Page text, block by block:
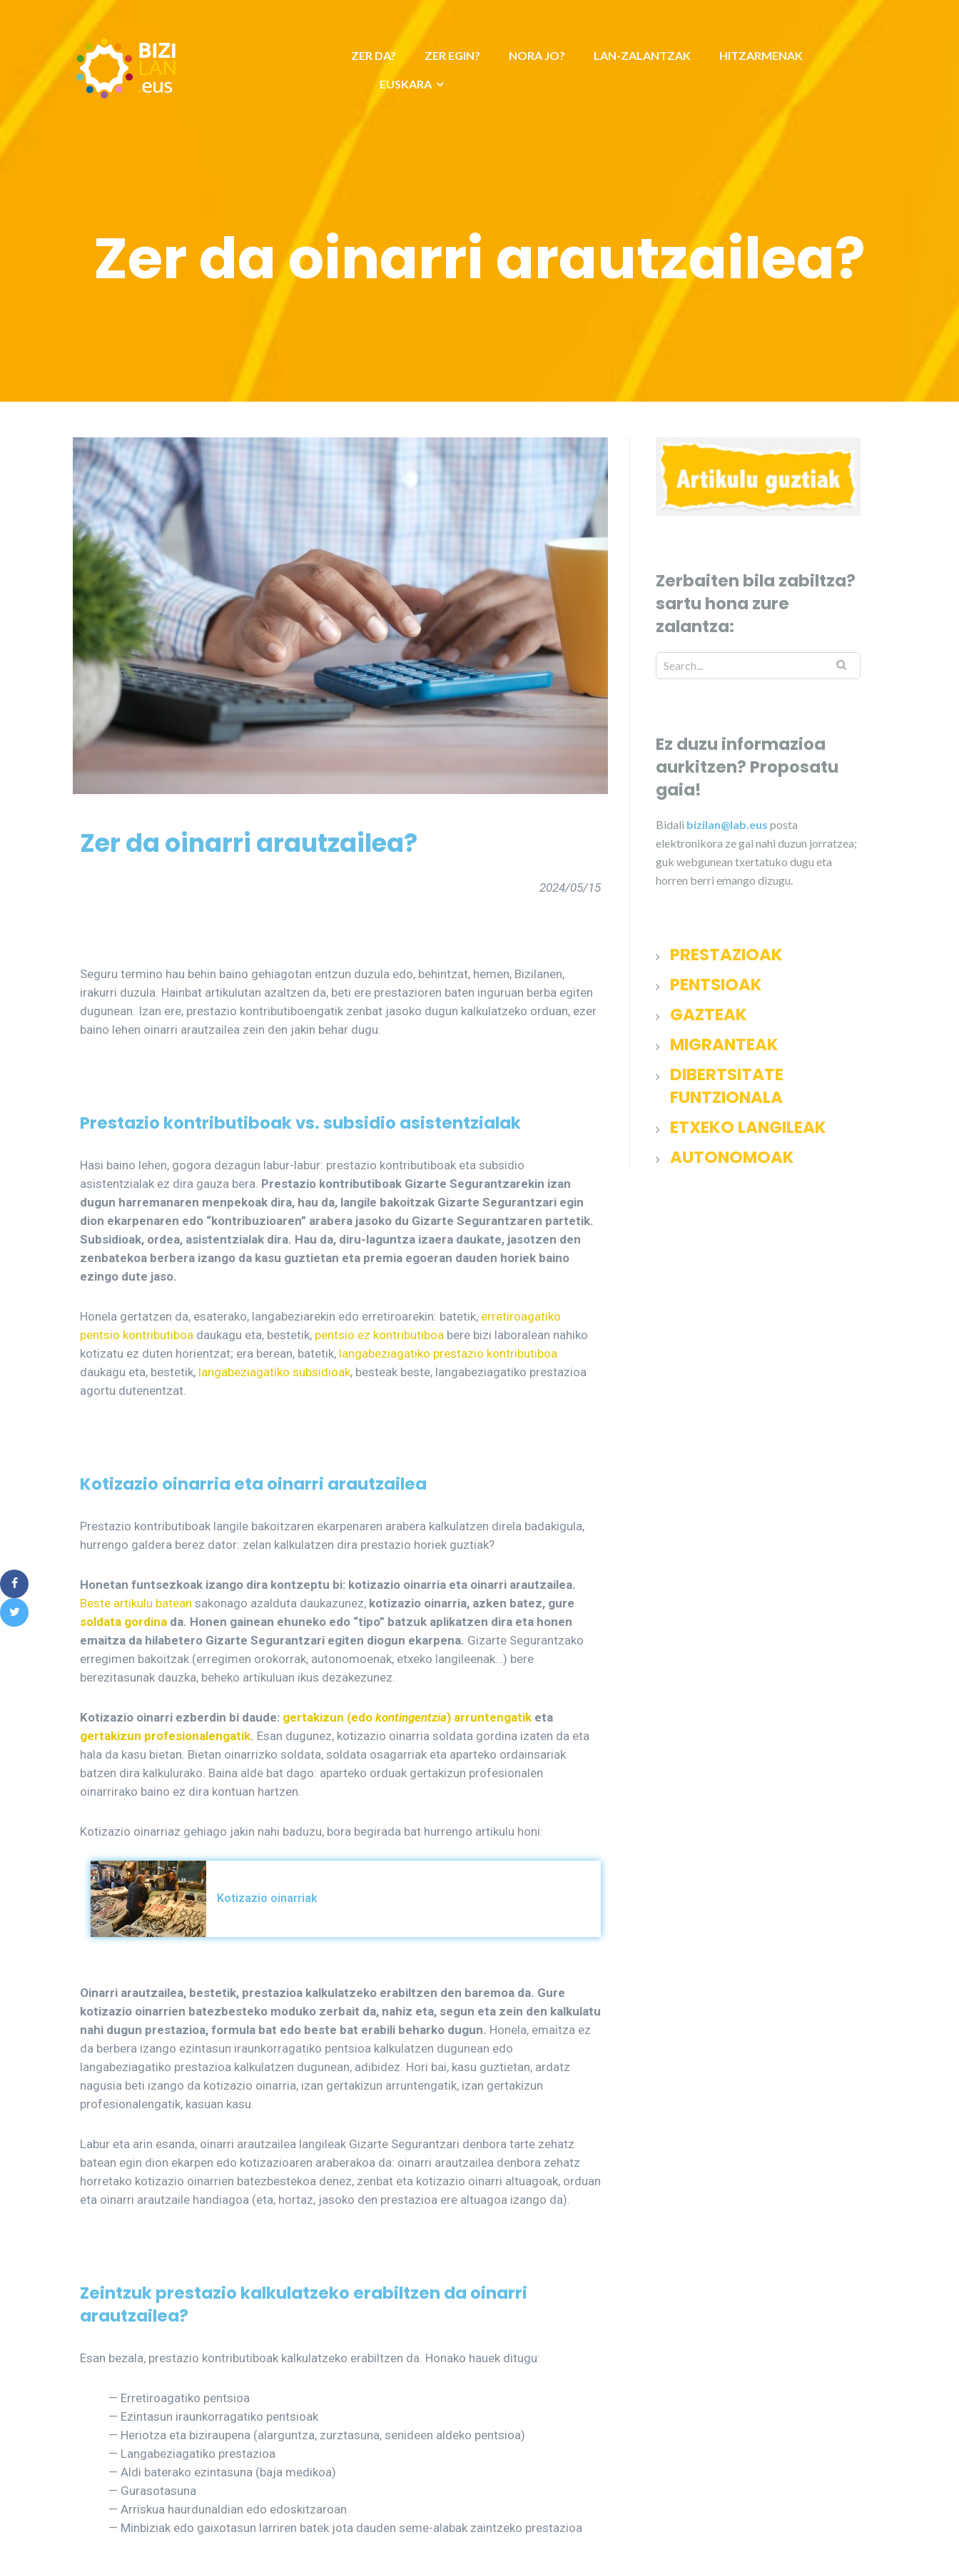
ZER DA? ZER EGIN? NORA JO? LAN-ZALANTZAK HITZARMENAK
EUSKARA
Zer da oinarri arautzailea?
Zer da oinarri arautzailea?
2024/05/15
Seguru termino hau behin baino gehiagotan entzun duzula edo, behintzat, hemen, Bizilanen,
irakurri duzula. Hainbat artikulutan azaltzen da, beti ere prestazioren baten inguruan berba egiten
dugunean. Izan ere, prestazio kontributiboengatik zenbat jasoko dugun kalkulatzeko orduan, ezer
baino lehen oinarri arautzailea zein den jakin behar dugu.
Prestazio kontributiboak vs. subsidio asistentzialak
Hasi baino lehen, gogora dezagun labur-labur: prestazio kontributiboak eta subsidio
asistentzialak ez dira gauza bera. Prestazio kontributiboak Gizarte Segurantzarekin izan
dugun harremanaren menpekoak dira, hau da, langile bakoitzak Gizarte Segurantzari egin
dion ekarpenaren edo “kontribuzioaren” arabera jasoko du Gizarte Segurantzaren partetik.
Subsidioak, ordea, asistentzialak dira. Hau da, diru-laguntza izaera daukate, jasotzen den
zenbatekoa berbera izango da kasu guztietan eta premia egoeran dauden horiek baino
ezingo dute jaso.
Honela gertatzen da, esaterako, langabeziarekin edo erretiroarekin: batetik, erretiroagatiko
pentsio kontributiboa daukagu eta, bestetik, pentsio ez kontributiboa bere bizi laboralean nahiko
kotizatu ez duten horientzat; era berean, batetik, langabeziagatiko prestazio kontributiboa
daukagu eta, bestetik, langabeziagatiko subsidioak, besteak beste, langabeziagatiko prestazioa
agortu dutenentzat.
Kotizazio oinarria eta oinarri arautzailea
Prestazio kontributiboak langile bakoitzaren ekarpenaren arabera kalkulatzen direla badakigula,
hurrengo galdera berez dator: zelan kalkulatzen dira prestazio horiek guztiak?
Honetan funtsezkoak izango dira kontzeptu bi: kotizazio oinarria eta oinarri arautzailea.
Beste artikulu batean sakonago azalduta daukazunez, kotizazio oinarria, azken batez, gure
soldata gordina da. Honen gainean ehuneko edo “tipo” batzuk aplikatzen dira eta honen
emaitza da hilabetero Gizarte Segurantzari egiten diogun ekarpena. Gizarte Segurantzako
erregimen bakoitzak (erregimen orokorrak, autonomoenak, etxeko langileenak…) bere
berezitasunak dauzka, beheko artikuluan ikus dezakezunez.
Kotizazio oinarri ezberdin bi daude: gertakizun (edo kontingentzia) arruntengatik eta
gertakizun profesionalengatik. Esan dugunez, kotizazio oinarria soldata gordina izaten da eta
hala da kasu bietan. Bietan oinarrizko soldata, soldata osagarriak eta aparteko ordainsariak
batzen dira kalkulurako. Baina alde bat dago: aparteko orduak gertakizun profesionalen
oinarrirako baino ez dira kontuan hartzen.
Kotizazio oinarriaz gehiago jakin nahi baduzu, bora begirada bat hurrengo artikulu honi:
Kotizazio oinarriak
Oinarri arautzailea, bestetik, prestazioa kalkulatzeko erabiltzen den baremoa da. Gure
kotizazio oinarrien batezbesteko moduko zerbait da, nahiz eta, segun eta zein den kalkulatu
nahi dugun prestazioa, formula bat edo beste bat erabili beharko dugun. Honela, emaitza ez
da berbera izango ezintasun iraunkorragatiko pentsioa kalkulatzen dugunean edo
langabeziagatiko prestazioa kalkulatzen dugunean, adibidez. Hori bai, kasu guztietan, ardatz
nagusia beti izango da kotizazio oinarria, izan gertakizun arruntengatik, izan gertakizun
profesionalengatik, kasuan kasu.
Labur eta arin esanda, oinarri arautzailea langileak Gizarte Segurantzari denbora tarte zehatz
batean egin dion ekarpen edo kotizazioaren araberakoa da: oinarri arautzailea denbora zehatz
horretako kotizazio oinarrien batezbestekoa denez, zenbat eta kotizazio oinarri altuagoak, orduan
eta oinarri arautzaile handiagoa (eta, hortaz, jasoko den prestazioa ere altuagoa izango da).
Zeintzuk prestazio kalkulatzeko erabiltzen da oinarri
arautzailea?
Esan bezala, prestazio kontributiboak kalkulatzeko erabiltzen da. Honako hauek ditugu:
— Erretiroagatiko pentsioa
— Ezintasun iraunkorragatiko pentsioak
— Heriotza eta biziraupena (alarguntza, zurztasuna, senideen aldeko pentsioa)
— Langabeziagatiko prestazioa
— Aldi baterako ezintasuna (baja medikoa)
— Gurasotasuna
— Arriskua haurdunaldian edo edoskitzaroan
— Minbiziak edo gaixotasun larriren batek jota dauden seme-alabak zaintzeko prestazioa
Zerbaiten bila zabiltza?
sartu hona zure
zalantza:
Ez duzu informazioa
aurkitzen? Proposatu
gaia!
Bidali bizilan@lab.eus posta
elektronikora ze gai nahi duzun jorratzea;
guk webgunean txertatuko dugu eta
horren berri emango dizugu.
PRESTAZIOAK
PENTSIOAK
GAZTEAK
MIGRANTEAK
DIBERTSITATE
FUNTZIONALA
ETXEKO LANGILEAK
AUTONOMOAK